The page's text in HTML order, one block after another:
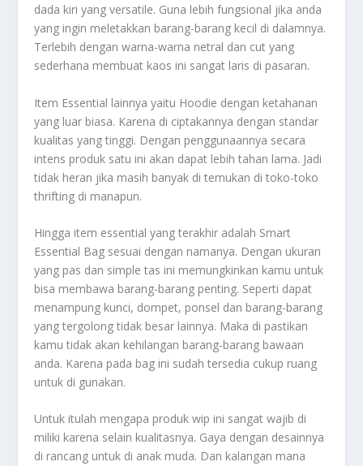
dada kiri yang versatile. Guna lebih fungsional jika anda
yang ingin meletakkan barang-barang kecil di dalamnya.
Terlebih dengan warna-warna netral dan cut yang
sederhana membuat kaos ini sangat laris di pasaran.
Item Essential lainnya yaitu Hoodie dengan ketahanan
yang luar biasa. Karena di ciptakannya dengan standar
kualitas yang tinggi. Dengan penggunaannya secara
intens produk satu ini akan dapat lebih tahan lama. Jadi
tidak heran jika masih banyak di temukan di toko-toko
thrifting di manapun.
Hingga item essential yang terakhir adalah Smart
Essential Bag sesuai dengan namanya. Dengan ukuran
yang pas dan simple tas ini memungkinkan kamu untuk
bisa membawa barang-barang penting. Seperti dapat
menampung kunci, dompet, ponsel dan barang-barang
yang tergolong tidak besar lainnya. Maka di pastikan
kamu tidak akan kehilangan barang-barang bawaan
anda. Karena pada bag ini sudah tersedia cukup ruang
untuk di gunakan.
Untuk itulah mengapa produk wip ini sangat wajib di
miliki karena selain kualitasnya. Gaya dengan desainnya
di rancang untuk di anak muda. Dan kalangan mana